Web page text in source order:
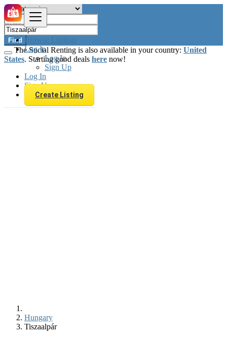
Browse Listings
Log In
Log In
Sign Up
Log In
Sign Up
Create Listing
Find
The Social Renting is also available in your country: United
States. Starting good deals here now!
Hungary
Tiszaalpár